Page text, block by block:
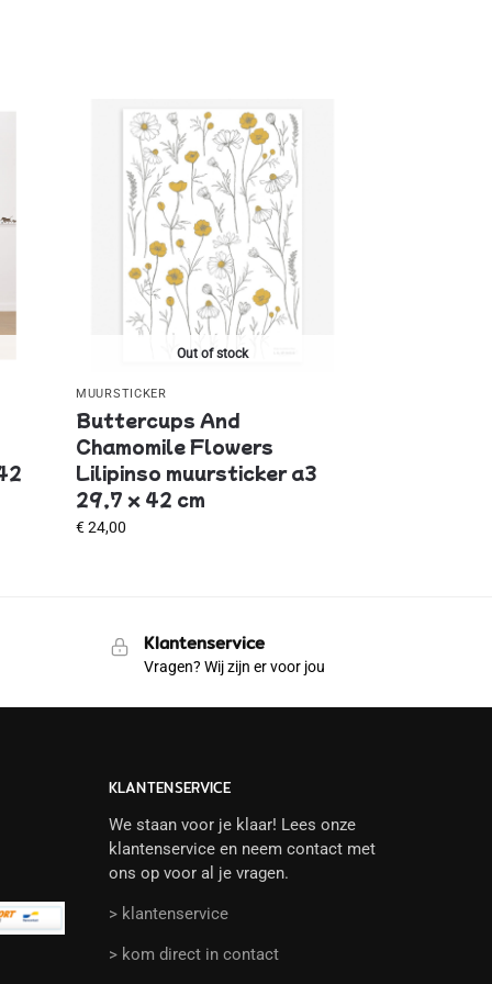
Out of stock
MUURSTICKER
Buttercups And
Chamomile Flowers
Lilipinso muursticker a3
29,7 x 42 cm
€24,00
Klantenservice
Vragen? Wij zijn er voor jou
KLANTENSERVICE
We staan voor je klaar! Lees onze
klantenservice en neem contact met
ons op voor al je vragen.
> klantenservice
> kom direct in contact